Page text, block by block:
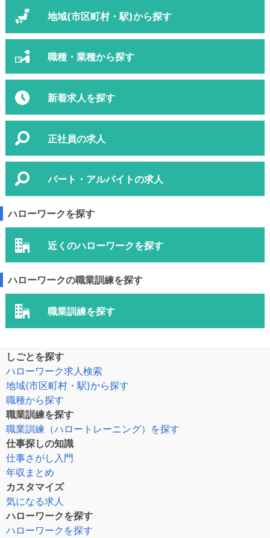
地域(市区町村・駅)から探す
職種・業種から探す
新着求人を探す
正社員の求人
パート・アルバイトの求人
ハローワークを探す
近くのハローワークを探す
ハローワークの職業訓練を探す
職業訓練を探す
しごとを探す
ハローワーク求人検索
地域(市区町村・駅)から探す
職種から探す
職業訓練を探す
職業訓練（ハロートレーニング）を探す
仕事探しの知識
仕事さがし入門
年収まとめ
カスタマイズ
気になる求人
ハローワークを探す
ハローワークを探す